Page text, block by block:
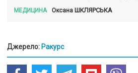
МЕДИЦИНА Оксана ШКЛЯРСЬКА
Джерело: Ракурс